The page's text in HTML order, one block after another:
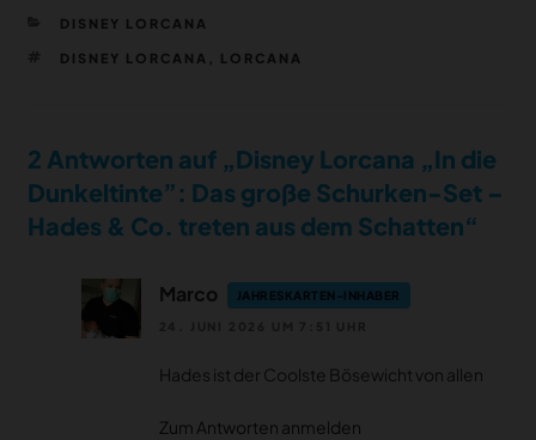
KATEGORIEN
DISNEY LORCANA
SCHLAGWÖRTER
DISNEY LORCANA LORCANA
2 Antworten auf „Disney Lorcana „In die
Dunkeltinte”: Das große Schurken-Set –
Hades & Co. treten aus dem Schatten“
Marco JAHRESKARTEN-INHABER
Hades ist der Coolste Bösewicht von allen
Zum Antworten anmelden